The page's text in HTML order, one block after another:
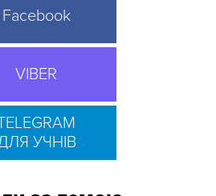
Facebook
VIBER
УЧНІВ